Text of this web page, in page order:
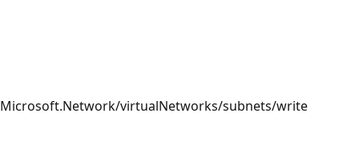
Microsoft.Network/virtualNetworks/subnets/write